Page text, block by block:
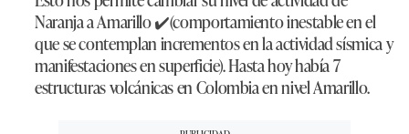
Naranja a Amarillo ✔️(comportamiento inestable en el
que se contemplan incrementos en la actividad sísmica y
manifestaciones en superficie). Hasta hoy había 7
estructuras volcánicas en Colombia en nivel Amarillo.